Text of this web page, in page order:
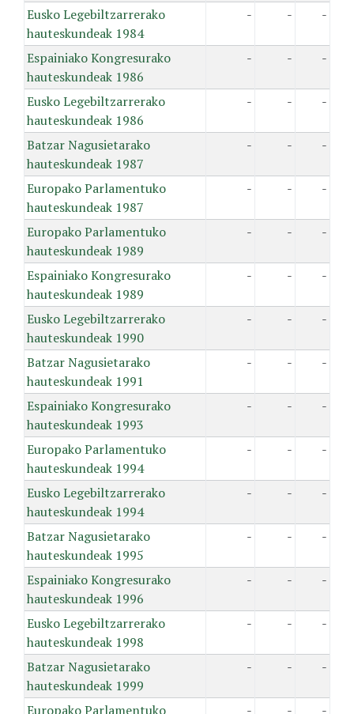
Eusko Legebiltzarrerako
hauteskundeak 1984
- - -
Espainiako Kongresurako
hauteskundeak 1986
- - -
Eusko Legebiltzarrerako
hauteskundeak 1986
- - -
Batzar Nagusietarako
hauteskundeak 1987
- - -
Europako Parlamentuko
hauteskundeak 1987
- - -
Europako Parlamentuko
hauteskundeak 1989
- - -
Espainiako Kongresurako
hauteskundeak 1989
- - -
Eusko Legebiltzarrerako
hauteskundeak 1990
- - -
Batzar Nagusietarako
hauteskundeak 1991
- - -
Espainiako Kongresurako
hauteskundeak 1993
- - -
Europako Parlamentuko
hauteskundeak 1994
- - -
Eusko Legebiltzarrerako
hauteskundeak 1994
- - -
Batzar Nagusietarako
hauteskundeak 1995
- - -
Espainiako Kongresurako
hauteskundeak 1996
- - -
Eusko Legebiltzarrerako
hauteskundeak 1998
- - -
Batzar Nagusietarako
hauteskundeak 1999
- - -
Europako Parlamentuko - - -